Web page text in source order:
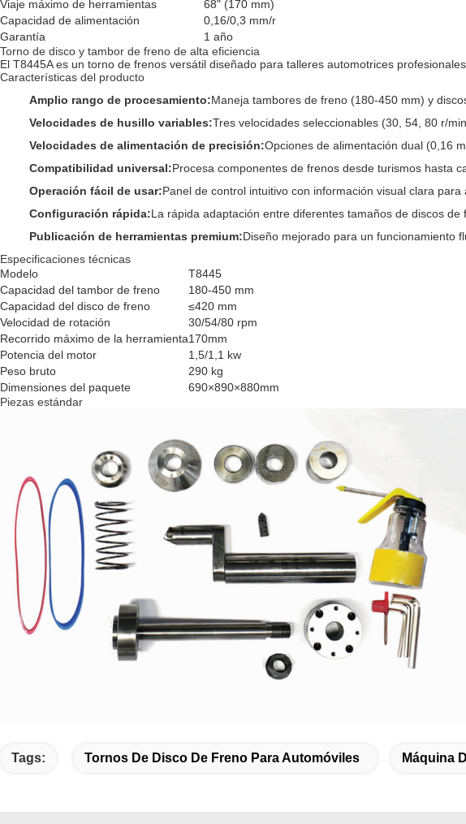
Viaje máximo de herramientas
68" (170 mm)
Capacidad de alimentación
0,16/0,3 mm/r
Garantía
1 año
Torno de disco y tambor de freno de alta eficiencia
El T8445A es un torno de frenos versátil diseñado para talleres automotrices
Características del producto
Amplio rango de procesamiento:Maneja tambores de freno (180-450 mm) y
Velocidades de husillo variables:Tres velocidades seleccionables (30, 54, 80 r/
Velocidades de alimentación de precisión:Opciones de alimentación dual (0,16
Compatibilidad universal:Procesa componentes de frenos desde turismos hasta
Operación fácil de usar:Panel de control intuitivo con información visual clara para
Configuración rápida:La rápida adaptación entre diferentes tamaños de discos
Publicación de herramientas premium:Diseño mejorado para un funcionamiento
Especificaciones técnicas
Modelo
T8445
Capacidad del tambor de freno
180-450 mm
Capacidad del disco de freno
≤420 mm
Velocidad de rotación
30/54/80 rpm
Recorrido máximo de la herramienta170mm
Potencia del motor
1,5/1,1 kw
Peso bruto
290 kg
Dimensiones del paquete
690×890×880mm
Piezas estándar
Tags: Tornos De Disco De Freno Para Automóviles Máquina